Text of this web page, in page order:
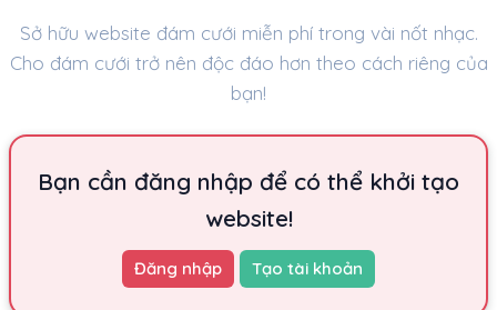
Sở hữu website đám cưới miễn phí trong vài nốt nhạc.
Cho đám cưới trở nên độc đáo hơn theo cách riêng của
bạn!
Bạn cần đăng nhập để có thể khởi tạo
website!
Đăng nhập Tạo tài khoản